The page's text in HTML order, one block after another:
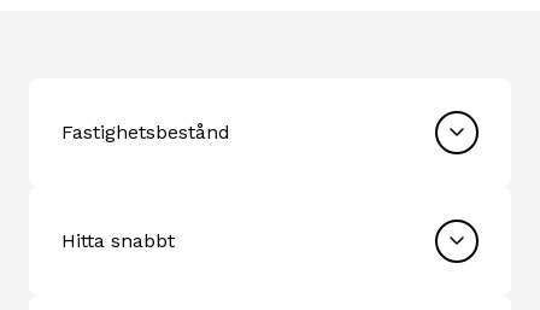
Fastighetsbestånd
Hitta snabbt